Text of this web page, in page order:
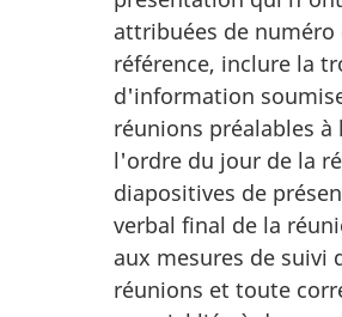
attribuées de numéro
référence, inclure la
d'information
réunions préalables
l'ordre du jour de la
diapositives de
verbal final de la
aux mesures de suivi
réunions et toute